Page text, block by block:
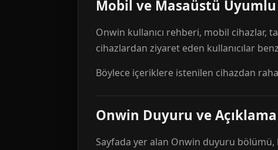
Mobil ve Masaüstü
Onwin kullanıcı rehberi, mobil cihazlar,
cihazlardan ziyaret eden kullanıcılar
Böylece içeriklere istenilen cihazdan
Onwin Duyuru ve
Sayfada yer alan Onwin duyuru bölümü,